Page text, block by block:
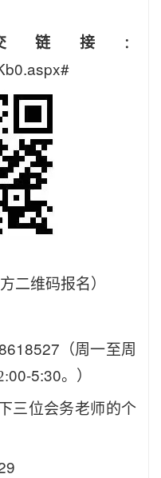
链接
：
码报名）
（周一至周
00-5:30。）
三位会务老师的个